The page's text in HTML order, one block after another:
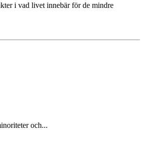
i vad livet innebär för de mindre
och...